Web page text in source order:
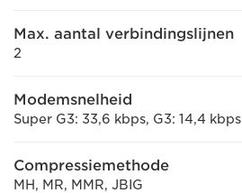
Max. aantal verbindingslijnen
2
Modemsnelheid
Super G3: 33,6 kbps, G3: 14,4 kbps
Compressiemethode
MH, MR, MMR, JBIG